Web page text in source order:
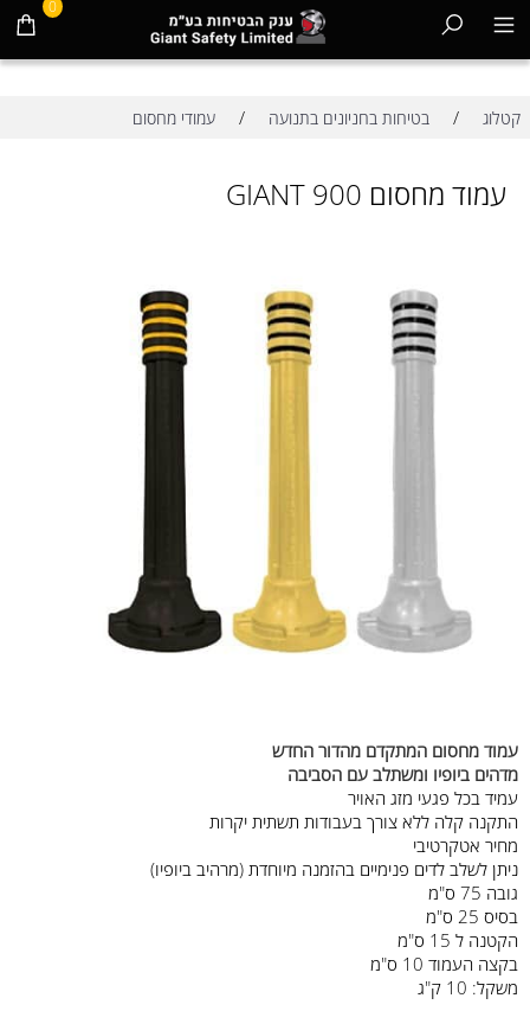
0
קטלוג / בטיחות בחניונים בתנועה / עמודי מחסום
עמוד מחסום GIANT 900
עמוד מחסום המתקדם מהדור החדש
מדהים ביופיו ומשתלב עם הסביבה
עמיד בכל פגעי מזג האויר
התקנה קלה ללא צורך בעבודות תשתית יקרות
מחיר אטקרטיבי
ניתן לשלב לדים פנימיים בהזמנה מיוחדת (מרהיב ביופיו)
גובה 75 ס"מ
בסיס 25 ס"מ
הקטנה ל 15 ס"מ
בקצה העמוד 10 ס"מ
משקל: 10 ק"ג